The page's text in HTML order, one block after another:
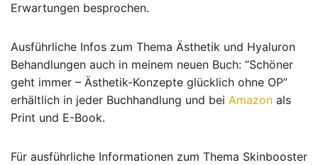
Erwartungen besprochen.
Ausführliche Infos zum Thema Ästhetik und Hyaluron
Behandlungen auch in meinem neuen Buch: “Schöner
geht immer – Ästhetik-Konzepte glücklich ohne OP”
erhältlich in jeder Buchhandlung und bei Amazon als
Print und E-Book.
Für ausführliche Informationen zum Thema Skinbooster